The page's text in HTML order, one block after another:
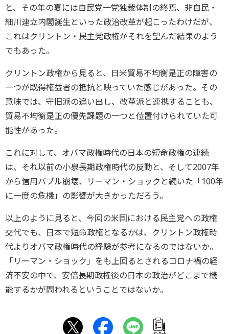
と、その年の夏には自民党一党独裁体制の終焉、非自民・
細川連立内閣誕生といった政治改革が起こったわけだが、
これはクリントン・民主党政権がそれを望んだ結果のよう
でもあった。
クリントン政権から見ると、日米貿易不均衡是正の障害の
一つが既得権益者の抵抗と映っていた感じがあった。その
意味では、守旧派の追い出し、改革派と連携することも、
貿易不均衡是正の優先課題の一つと位置付けられていた可
能性があった。
これに対して、オバマ政権時代の日本の短命政権の連続
は、それ以前の小泉長期政権時代の反動と、そして2007年
から信用バブル崩壊、リーマン・ショックと続いた「100年
に一度の危機」の影響が大きかっただろう。
以上のように見ると、今回の米国における民主党への政権
交代でも、日本で短命政権となるかは、クリントン政権時
代よりオバマ政権時代の経験が参考になるのではないか。
「リーマン・ショック」をも上回るとされるコロナ禍の経
済不安の中で、安倍長期政権後の日本の政治がどこまで機
能するかが問われるということではないか。